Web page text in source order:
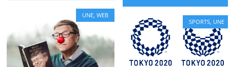
UNE,WEB
SPORTS, UNE